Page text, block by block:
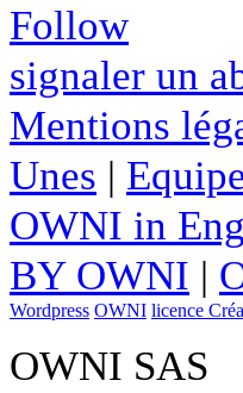
Follow
signaler un
Mentions
Unes |
OWNI in
BY OWNI |
Wordpress OWNI licence
OWNI SAS